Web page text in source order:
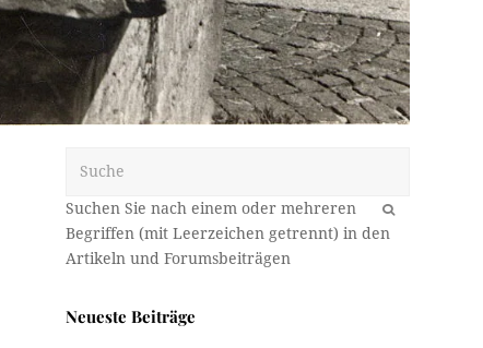
OK
Neueste Beiträge